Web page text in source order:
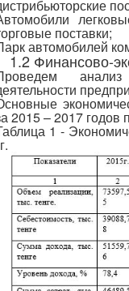
поставки;
автомобилей
1.2 Финансово-
2015 – 2017 годов
1 -